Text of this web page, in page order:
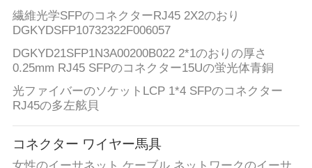
繊維光学SFPのコネクターRJ45 2X2のおり
DGKYDSFP10732322F006057
DGKYD21SFP1N3A00200B022 2*1のおりの厚さ
0.25mm RJ45 SFPのコネクター15Uの蛍光体青銅
光ファイバーのソケットLCP 1*4 SFPのコネクター
RJ45の多左舷貝
コネクター ワイヤー馬具
女性のイーサネット ケーブル ネットワークのイーサ